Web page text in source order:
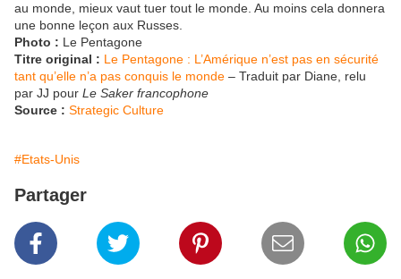
au monde, mieux vaut tuer tout le monde. Au moins cela donnera
une bonne leçon aux Russes.
Photo : Le Pentagone
Titre original : Le Pentagone : L’Amérique n’est pas en sécurité
tant qu’elle n’a pas conquis le monde – Traduit par Diane, relu
par JJ pour Le Saker francophone
Source : Strategic Culture
#Etats-Unis
Partager